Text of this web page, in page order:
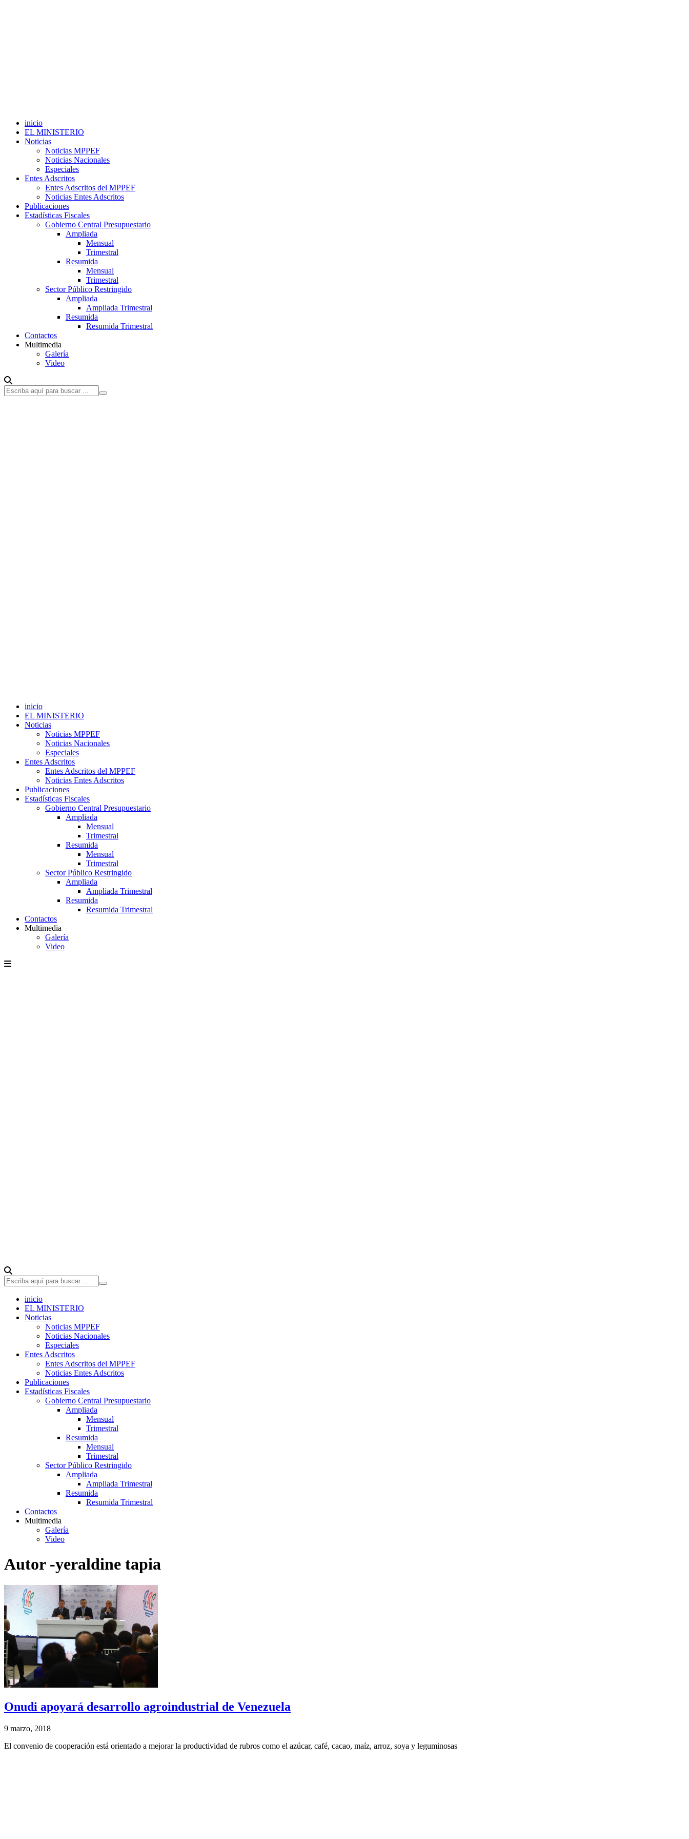
inicio
EL MINISTERIO
Noticias
Noticias MPPEF
Noticias Nacionales
Especiales
Entes Adscritos
Entes Adscritos del MPPEF
Noticias Entes Adscritos
Publicaciones
Estadísticas Fiscales
Gobierno Central Presupuestario
Ampliada
Mensual
Trimestral
Resumida
Mensual
Trimestral
Sector Público Restringido
Ampliada
Ampliada Trimestral
Resumida
Resumida Trimestral
Contactos
Multimedia
Galería
Video
inicio
EL MINISTERIO
Noticias
Noticias MPPEF
Noticias Nacionales
Especiales
Entes Adscritos
Entes Adscritos del MPPEF
Noticias Entes Adscritos
Publicaciones
Estadísticas Fiscales
Gobierno Central Presupuestario
Ampliada
Mensual
Trimestral
Resumida
Mensual
Trimestral
Sector Público Restringido
Ampliada
Ampliada Trimestral
Resumida
Resumida Trimestral
Contactos
Multimedia
Galería
Video
inicio
EL MINISTERIO
Noticias
Noticias MPPEF
Noticias Nacionales
Especiales
Entes Adscritos
Entes Adscritos del MPPEF
Noticias Entes Adscritos
Publicaciones
Estadísticas Fiscales
Gobierno Central Presupuestario
Ampliada
Mensual
Trimestral
Resumida
Mensual
Trimestral
Sector Público Restringido
Ampliada
Ampliada Trimestral
Resumida
Resumida Trimestral
Contactos
Multimedia
Galería
Video
Autor -yeraldine tapia
Onudi apoyará desarrollo agroindustrial de Venezuela
9 marzo, 2018
El convenio de cooperación está orientado a mejorar la productividad de rubros como el azúcar, café, cacao, maíz, arroz, soya y leguminosas